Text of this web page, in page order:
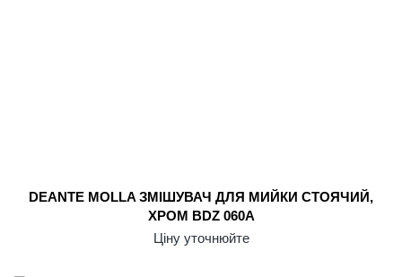
DEANTE MOLLA ЗМІШУВАЧ ДЛЯ МИЙКИ СТОЯЧИЙ,
ХРОМ BDZ 060A
Ціну уточнюйте